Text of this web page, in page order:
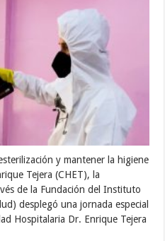
y mantener la higiene
Tejera (CHET), la
de la Fundación del Instituto
desplegó una jornada especial
Hospitalaria Dr. Enrique Tejera